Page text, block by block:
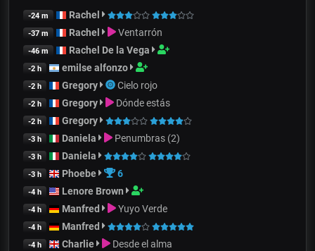
-24 m Rachel
-37 m Rachel Ventarrón
-46 m Rachel De la Vega
-2 h emilse alfonzo
-2 h Gregory Cielo rojo
-2 h Gregory Dónde estás
-2 h Gregory
-3 h Daniela Penumbras (2)
-3 h Daniela
-3 h Phoebe 6
-4 h Lenore Brown
-4 h Manfred Yuyo Verde
-4 h Manfred
-4 h Charlie Desde el alma